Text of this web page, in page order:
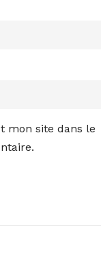
mon site dans le